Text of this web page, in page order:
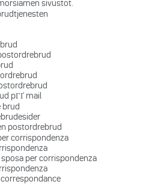
sivustot.
pГҐ mail
brud
postordrebrud
corrispondenza
per corrispondenza